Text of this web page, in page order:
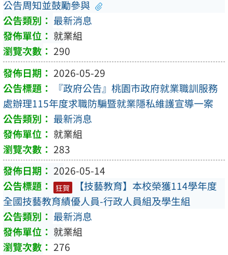
公告周知並鼓勵參與
最新消息
就業組
290
2026-05-29
『政府公告』桃園市政府就業職訓服務
處辦理115年度求職防騙暨就業隱私維護宣導一案
最新消息
就業組
283
2026-05-14
狂賀
【技藝教育】本校榮獲114學年度
全國技藝教育績優人員-行政人員組及學生組
最新消息
就業組
276